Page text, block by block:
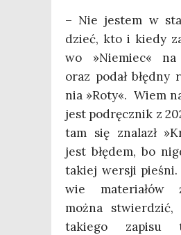
– Nie jestem w
dzieć, kto i kie­dy
wo »Nie­miec« na
oraz podał
nia »Roty«. Wiem
jest pod­ręcz­nik z
tam się zna­lazł
jest błę­dem, bo
takiej wer­sji
wie mate­ria­łów
moż­na
takie­go zapi­su